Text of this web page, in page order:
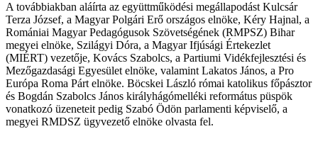
A továbbiakban aláírta az együttműködési megállapodást Kulcsár
Terza József, a Magyar Polgári Erő országos elnöke, Kéry Hajnal, a
Romániai Magyar Pedagógusok Szövetségének (RMPSZ) Bihar
megyei elnöke, Szilágyi Dóra, a Magyar Ifjúsági Értekezlet
(MIÉRT) vezetője, Kovács Szabolcs, a Partiumi Vidékfejlesztési és
Mezőgazdasági Egyesület elnöke, valamint Lakatos János, a Pro
Európa Roma Párt elnöke. Böcskei László római katolikus főpásztor
és Bogdán Szabolcs János királyhágómelléki református püspök
vonatkozó üzeneteit pedig Szabó Ödön parlamenti képviselő, a
megyei RMDSZ ügyvezető elnöke olvasta fel.